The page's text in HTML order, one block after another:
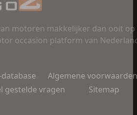
motoren makkelijker dan ooit op
occasion platform van
Algemene voorwaarden
gestelde vragen Sitemap